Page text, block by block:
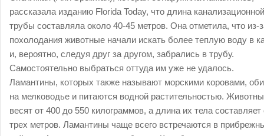
рассказала изданию Florida Today, что длина канализационной
трубы составляла около 40-45 метров. Она отметила, что из-
похолодания животные начали искать более теплую воду в
и, вероятно, следуя друг за другом, забрались в трубу.
Самостоятельно выбраться оттуда им уже не удалось.
Ламантины, которых также называют морскими коровами,
на мелководье и питаются водной растительностью.
весят от 400 до 550 килограммов, а длина их тела составляет
трех метров. Ламантины чаще всего встречаются в